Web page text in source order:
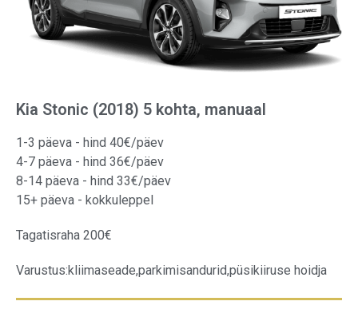
Kia Stonic (2018) 5 kohta, manuaal
1-3 päeva - hind 40€/päev
4-7 päeva - hind 36€/päev
8-14 päeva - hind 33€/päev
15+ päeva - kokkuleppel
Tagatisraha 200€
Varustus:kliimaseade,parkimisandurid,püsikiiruse hoidja